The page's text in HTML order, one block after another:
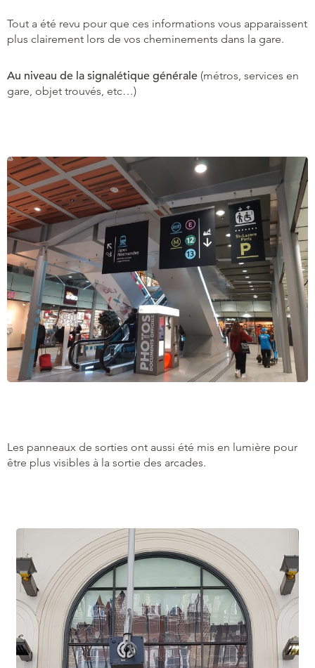
Tout a été revu pour que ces informations vous apparaissent
plus clairement lors de vos cheminements dans la gare.
Au niveau de la signalétique générale (métros, services en
gare, objet trouvés, etc…)
Les panneaux de sorties ont aussi été mis en lumière pour
être plus visibles à la sortie des arcades.